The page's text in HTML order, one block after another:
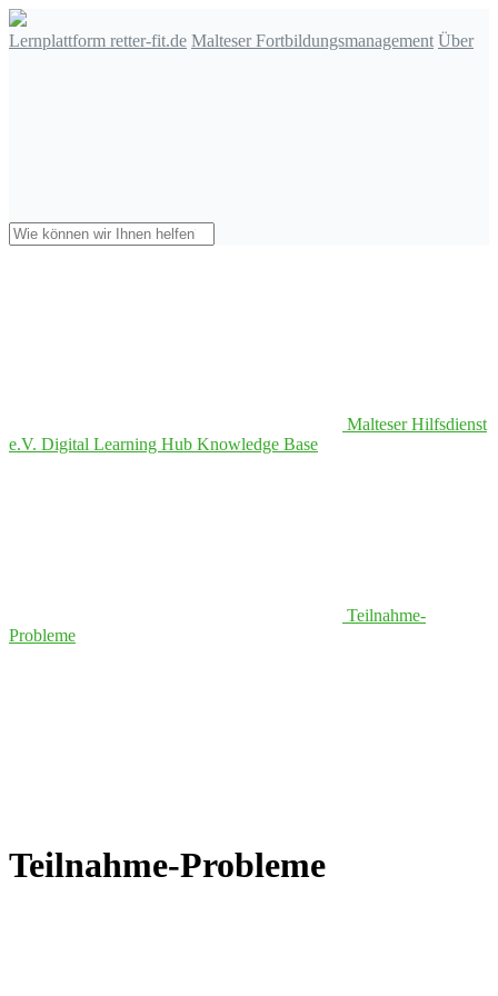
Lernplattform retter-fit.de Malteser Fortbildungsmanagement Über
Malteser Hilfsdienst
e.V. Digital Learning Hub Knowledge Base
Teilnahme-
Probleme
Teilnahme-Probleme